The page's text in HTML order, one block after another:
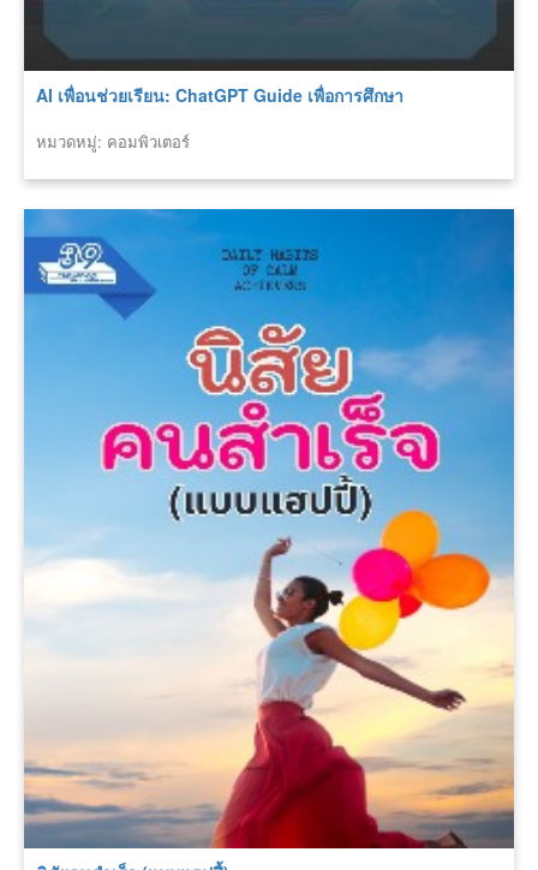
AI เพื่อนช่วยเรียน: ChatGPT Guide เพื่อการศึกษา
หมวดหมู่: คอมพิวเตอร์